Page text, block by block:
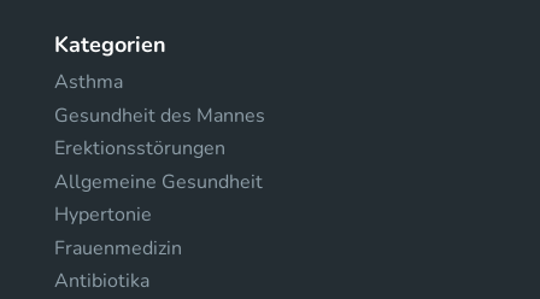
Kategorien
Asthma
Gesundheit des Mannes
Erektionsstörungen
Allgemeine Gesundheit
Hypertonie
Frauenmedizin
Antibiotika